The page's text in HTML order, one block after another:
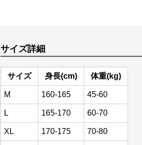
サイズ詳細
サイズ 身長(cm) 体重(kg)
M 160-165 45-60
L 165-170 60-70
XL 170-175 70-80